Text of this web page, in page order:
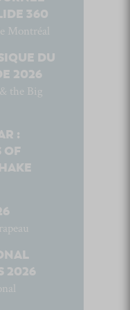
360
Montréal
DU
2026
the Big
:
OF
2026